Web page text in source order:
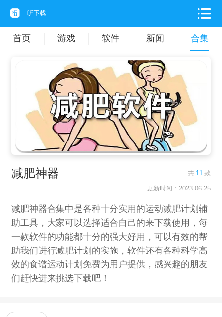
首页 游戏 软件 新闻 合集
减肥神器 共 11 款
更新时间：2023-06-25
减肥神器合集中是各种十分实用的运动减肥计划辅
助工具，大家可以选择适合自己的来下载使用，每
一款软件的功能都十分的强大好用，可以有效的帮
助我们进行减肥计划的实施，软件还有各种科学高
效的食谱运动计划免费为用户提供，感兴趣的朋友
们赶快进来挑选下载吧！